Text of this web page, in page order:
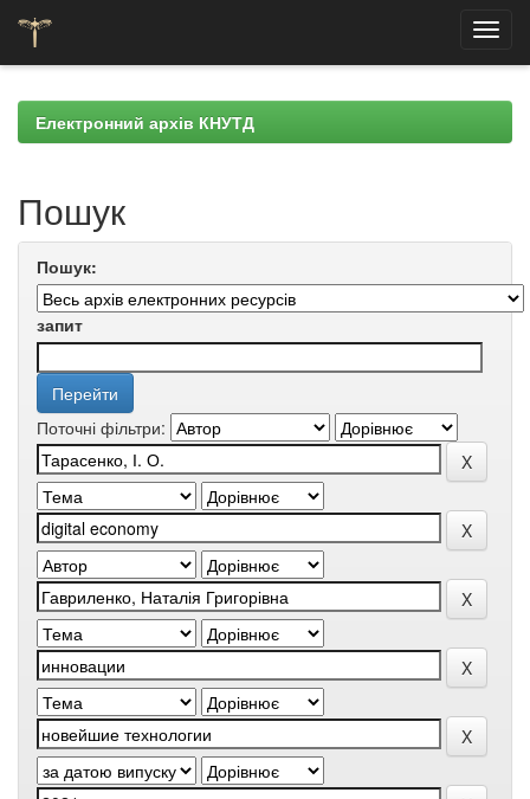
navigationЕлектронний архів КНУТД
Пошук
Пошук:
запит
Поточні фільтри: